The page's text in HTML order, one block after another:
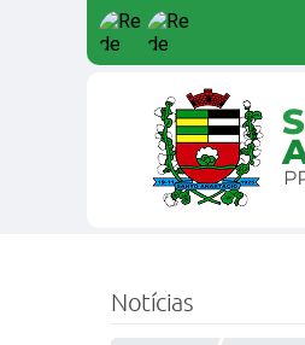
Notícias